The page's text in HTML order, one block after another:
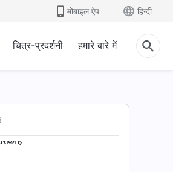
मोबाइल ऐप हिन्दी
चित्र-प्रदर्शनी हमारे बारे में
Christian Song | इंसान को
है